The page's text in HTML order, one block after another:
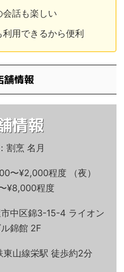
話も楽しい
用できるから便利
舗情報
情報
割烹 名月
〜¥2,000程度 （夜）
¥8,000程度
中区錦3-15-4 ライオン
錦館 2F
東山線栄駅 徒歩約2分